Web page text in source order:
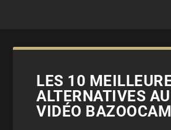
LES 10
ALTERNATIVES
VIDÉO BAZOOCAM